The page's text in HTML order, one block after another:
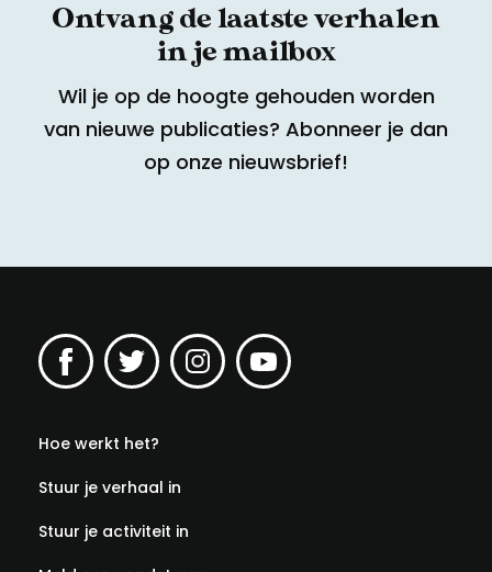
Ontvang de laatste verhalen
in je mailbox
Wil je op de hoogte gehouden worden
van nieuwe publicaties? Abonneer je dan
op onze nieuwsbrief!
Hoe werkt het?
Stuur je verhaal in
Stuur je activiteit in